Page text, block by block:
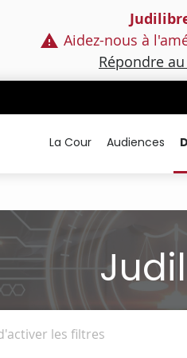
Aidez-nous à
Répondre
La Cour Audiences